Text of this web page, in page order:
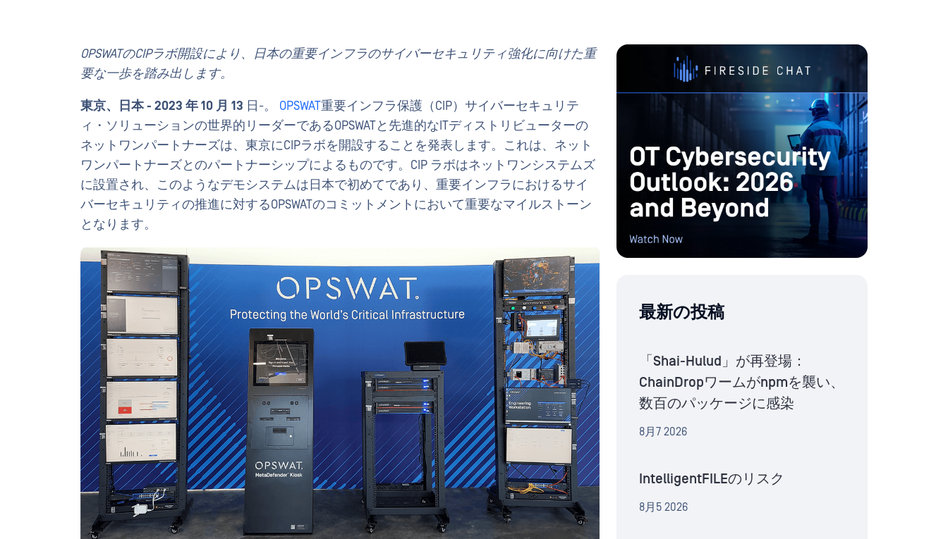
OPSWATのCIPラボ開設により、日本の重要インフラのサイバーセキュリティ強化に向けた重
要な一歩を踏み出します。
東京、日本 - 2023 年 10 月 13 日-。 OPSWAT重要インフラ保護（CIP）サイバーセキュリテ
ィ・ソリューションの世界的リーダーであるOPSWATと先進的なITディストリビューターの
ネットワンパートナーズは、東京にCIPラボを開設することを発表します。これは、ネット
ワンパートナーズとのパートナーシップによるものです。CIP ラボはネットワンシステムズ
に設置され、このようなデモシステムは日本で初めてであり、重要インフラにおけるサイ
バーセキュリティの推進に対するOPSWATのコミットメントにおいて重要なマイルストーン
となります。
最新の投稿
「Shai-Hulud」が再登場：
ChainDropワームがnpmを襲い、
数百のパッケージに感染
8月7 2026
IntelligentFILEのリスク
8月5 2026